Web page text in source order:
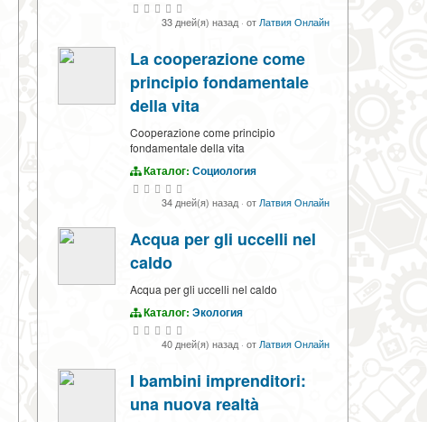
33 дней(я) назад· отЛатвия Онлайн
La cooperazione come
principio fondamentale
della vita
Cooperazione come principio
fondamentale della vita
Каталог: Социология
34 дней(я) назад· отЛатвия Онлайн
Acqua per gli uccelli nel
caldo
Acqua per gli uccelli nel caldo
Каталог: Экология
40 дней(я) назад· отЛатвия Онлайн
I bambini imprenditori:
una nuova realtà